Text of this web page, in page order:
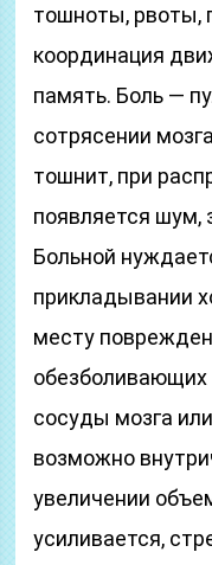
тошноты, рвоты,
координация
память. Боль —
сотрясении
тошнит, при
появляется шум,
Больной
прикладывании
месту
сосуды мозга
возможно
увеличении
усиливается,